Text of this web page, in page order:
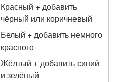
Красный + добавить
чёрный или коричневый
Белый + добавить немного
красного
Жёлтый + добавить синий
и зелёный